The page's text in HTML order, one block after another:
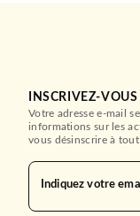
INSCRIVEZ-
Votre adresse e-mail
informations sur les
vous désinscrire à
Indiquez votre